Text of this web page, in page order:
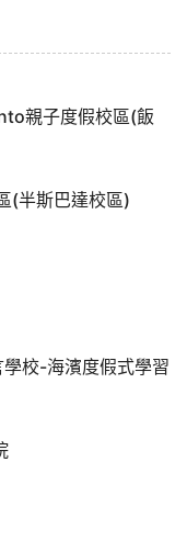
親子度假校區(飯
(半斯巴達校區)
校-海濱度假式學習